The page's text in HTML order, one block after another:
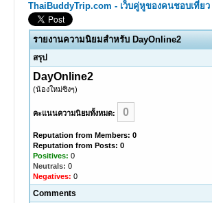
ThaiBuddyTrip.com - เว็บคู่หูของคนชอบเที่ยว
รายงานความนิยมสำหรับ DayOnline2
สรุป
DayOnline2
(น้องใหม่ซิงๆ)
คะแนนความนิยมทั้งหมด: 0
Reputation from Members: 0
Reputation from Posts: 0
Positives: 0
Neutrals: 0
Negatives: 0
Comments